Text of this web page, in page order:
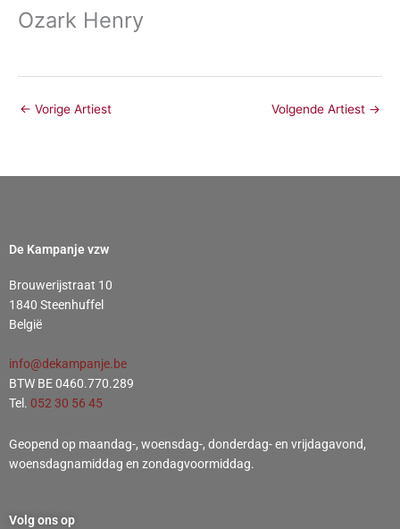
Ozark Henry
← Vorige Artiest Volgende Artiest →
De Kampanje vzw
Brouwerijstraat 10
1840 Steenhuffel
België
info@dekampanje.be
BTW BE 0460.770.289
Tel. 052 30 56 45
Geopend op maandag-, woensdag-, donderdag- en vrijdagavond,
woensdagnamiddag en zondagvoormiddag.
Volg ons op